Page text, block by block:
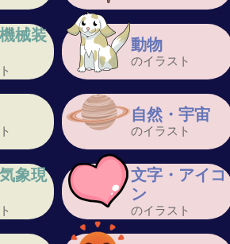
械装
動物
のイラスト
自然・宇宙
のイラスト
象現
文字・アイコ
ン
のイラスト